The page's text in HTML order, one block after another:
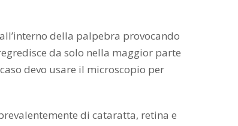
della palpebra provocando
da solo nella maggior parte
devo usare il microscopio per
di cataratta, retina e